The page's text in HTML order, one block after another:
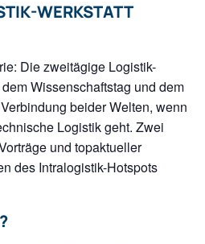
WERKSTATT
Die zweitägige Logistik-
Wissenschaftstag und dem
beider Welten, wenn
Logistik geht. Zwei
und topaktueller
des Intralogistik-Hotspots